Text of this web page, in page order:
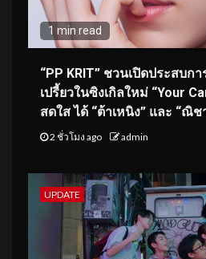
1 min read
“PP KRIT” ชวนเปิดประสบ
เปรี้ยวในซิงเกิลใหม่ “Your
สดใส ได้ “ต้าเหนิง” และ “ณิ
2 ชั่วโมง ago admin
UPDATE